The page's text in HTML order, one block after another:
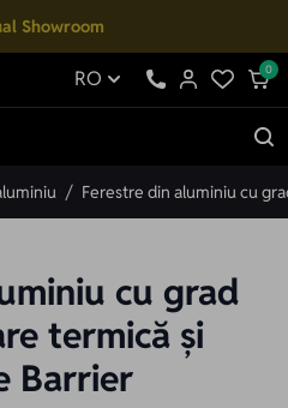
Showroom
RO 0
/ Ferestre din aluminiu cu
cu grad
termică și
Barrier